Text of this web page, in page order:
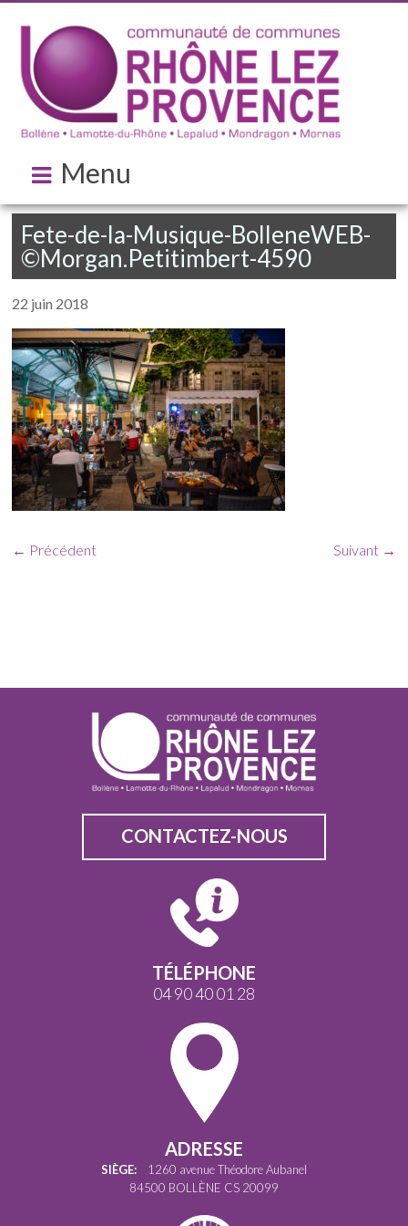
Menu
Fete-de-la-Musique-BolleneWEB-
©Morgan.Petitimbert-4590
22 juin 2018
← Précédent Suivant →
CONTACTEZ-NOUS
TÉLÉPHONE
04 90 40 01 28
ADRESSE
SIÈGE: 1260 avenue Théodore Aubanel
84500 BOLLÈNE CS 20099